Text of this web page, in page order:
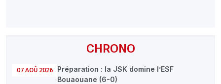
CHRONO
07 AOÛ 2026
Préparation : la JSK domine l’ESF
Bouaouane (6-0)